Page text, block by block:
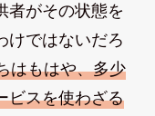
者がその状態を
けではないだろ
はもはや、多少
ビスを使わざる